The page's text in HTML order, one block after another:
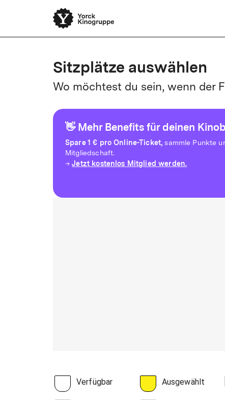
Sitzplätze auswählen
Wo möchtest du sein, wenn der
👋 Mehr Benefits für deinen
Spare1 € pro Online-Ticket, sammle Punkte
Mitgliedschaft.
→Jetzt kostenlos Mitglied werden.
Verfügbar Ausgewählt